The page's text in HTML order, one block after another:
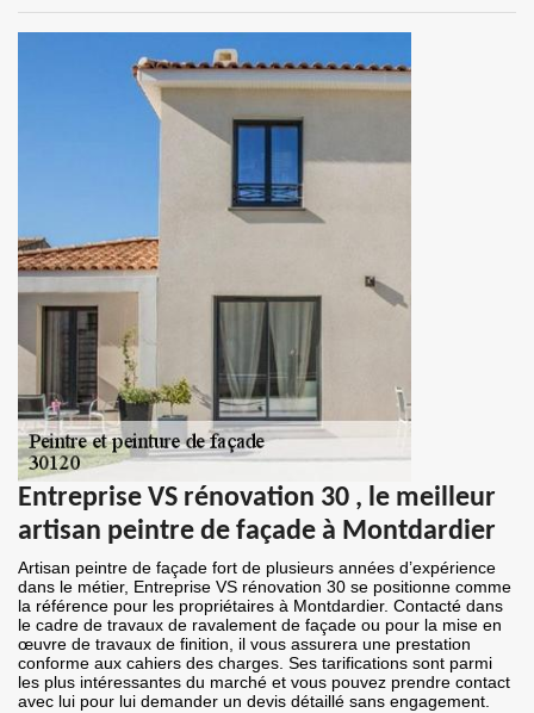
Entreprise VS rénovation 30 , le meilleur
artisan peintre de façade à Montdardier
Artisan peintre de façade fort de plusieurs années d’expérience
dans le métier, Entreprise VS rénovation 30 se positionne comme
la référence pour les propriétaires à Montdardier. Contacté dans
le cadre de travaux de ravalement de façade ou pour la mise en
œuvre de travaux de finition, il vous assurera une prestation
conforme aux cahiers des charges. Ses tarifications sont parmi
les plus intéressantes du marché et vous pouvez prendre contact
avec lui pour lui demander un devis détaillé sans engagement.